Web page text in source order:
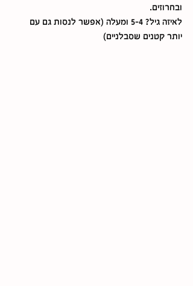
ובחרוזים.
לאיזה גיל? 5-4 ומעלה (אפשר לנסות גם עם
יותר קטנים שסבלניים)